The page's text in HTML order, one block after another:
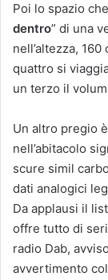
Poi lo spazio
dentro” di una
nell’altezza,
quattro si
un terzo il
Un altro pregio
nell’abitacolo
scure simil
dati analogici
Da applausi il
offre tutto di
radio Dab,
avvertimento